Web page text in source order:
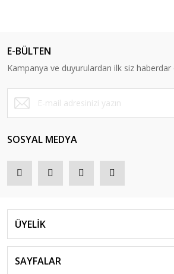
E-BÜLTEN
Kampanya ve duyurulardan ilk siz haberdar
SOSYAL MEDYA
ÜYELİK
SAYFALAR